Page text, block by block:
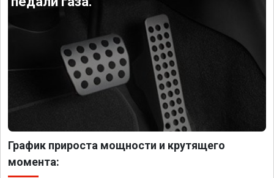
График прироста мощности и крутящего
момента: